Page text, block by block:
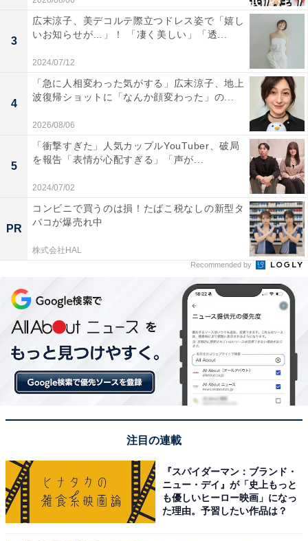
3
広末涼子、美デコルテ際立つドレス姿で「嬉し
いお知らせが…」！ 「凄く美しい」「透...
2024/07/12
4
「急に人相変わった気がする」広末涼子、地上
波復帰ショットに「なんか顔変わった」の...
2026/08/06
5
「衝撃すぎた」人気カップルYouTuber、破局
を報告「表情が心配すぎる」「声が...
2024/07/02
PR
コンビニで買うのは損！たばこ税なしの新型タ
バコが爆売れ中
株式会社HAL
Recommended by
注目の連載
『スパイダーマン：ブランド・
ニュー・デイ』が「史上もっと
も優しいヒーロー映画」になっ
た理由。予習したい作品は？